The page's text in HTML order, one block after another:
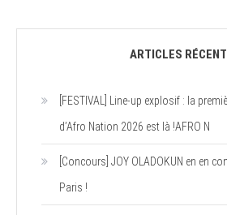
ARTICLES
[FESTIVAL] Line-up explosif : la
d’Afro Nation 2026 est là !AFRO N
[Concours] JOY OLADOKUN en en
Paris !